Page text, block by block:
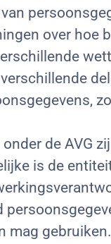
over hoe
de AVG
is de
mag gebruiken.